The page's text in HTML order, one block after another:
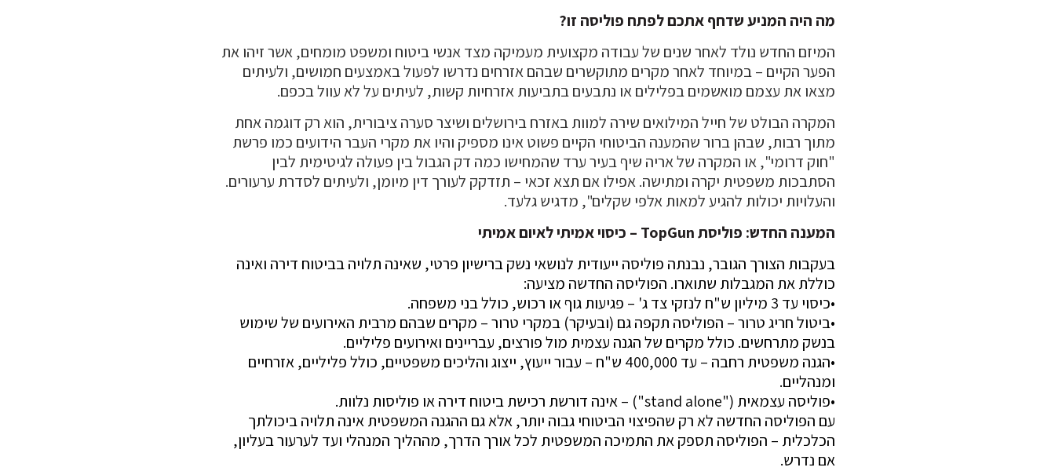
מה היה המניע שדחף אתכם לפתח פוליסה זו?
המיזם החדש נולד לאחר שנים של עבודה מקצועית מעמיקה מצד אנשי ביטוח ומשפט מומחים, אשר זיהו את
הפער הקיים – במיוחד לאחר מקרים מתוקשרים שבהם אזרחים נדרשו לפעול באמצעים חמושים, ולעיתים
מצאו את עצמם מואשמים בפלילים או נתבעים בתביעות אזרחיות קשות, לעיתים על לא עוול בכפם.
המקרה הבולט של חייל המילואים שירה למוות באזרח בירושלים ושיצר סערה ציבורית, הוא רק דוגמה אחת
מתוך רבות, שבהן ברור שהמענה הביטוחי הקיים פשוט אינו מספיק והיו את מקרי העבר הידועים כמו פרשת
"חוק דרומי", או המקרה של אריה שיף בעיר ערד שהמחישו כמה דק הגבול בין פעולה לגיטימית לבין
הסתבכות משפטית יקרה ומתישה. אפילו אם תצא זכאי – תזדקק לעורך דין מיומן, ולעיתים לסדרת ערעורים.
והעלויות יכולות להגיע למאות אלפי שקלים", מדגיש גלעד.
המענה החדש: פוליסת TopGun – כיסוי אמיתי לאיום אמיתי
בעקבות הצורך הגובר, נבנתה פוליסה ייעודית לנושאי נשק ברישיון פרטי, שאינה תלויה בביטוח דירה ואינה
כוללת את המגבלות שתוארו. הפוליסה החדשה מציעה:
•כיסוי עד 3 מיליון ש"ח לנזקי צד ג' – פגיעות גוף או רכוש, כולל בני משפחה.
•ביטול חריג טרור – הפוליסה תקפה גם (ובעיקר) במקרי טרור – מקרים שבהם מרבית האירועים של שימוש
בנשק מתרחשים. כולל מקרים של הגנה עצמית מול פורצים, עבריינים ואירועים פליליים.
•הגנה משפטית רחבה – עד 400,000 ש"ח – עבור ייעוץ, ייצוג והליכים משפטיים, כולל פליליים, אזרחיים
ומנהליים.
•פוליסה עצמאית ("stand alone") – אינה דורשת רכישת ביטוח דירה או פוליסות נלוות.
עם הפוליסה החדשה לא רק שהפיצוי הביטוחי גבוה יותר, אלא גם ההגנה המשפטית אינה תלויה ביכולתך
הכלכלית – הפוליסה תספק את התמיכה המשפטית לכל אורך הדרך, מההליך המנהלי ועד לערעור בעליון,
אם נדרש.